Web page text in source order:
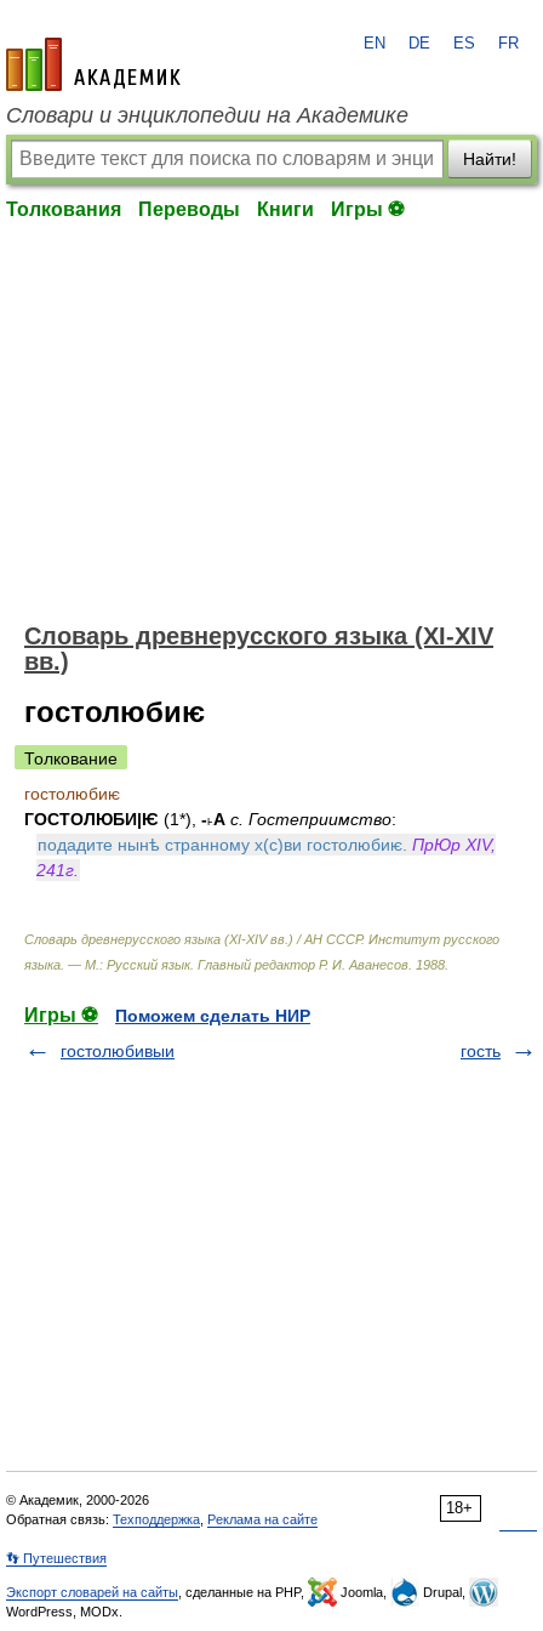
academic.ru
EN DE ES FR
Словари и энциклопедии на Академике
Найти!
Толкования Переводы Книги Игры ⚽
Словарь древнерусского языка (XI-XIV
вв.)
гостолюбиѥ
Толкование
гостолюбиѥ
ГОСТОЛЮБИ|Ѥ (1*), -˫А с. Гостеприимство:
подадите нынѣ странному х(с)ви гостолюбиѥ. ПрЮр XIV,
241г.
Словарь древнерусского языка (XI-XIV вв.) / АН СССР. Институт русского
языка. — М.: Русский язык. Главный редактор Р. И. Аванесов 1988
Игры ⚽
Поможем сделать НИР
гостолюбивыи
гость
18+
© Академик, 2000-2026
Обратная связь: Техподдержка Реклама на сайте
👣 Путешествия
Экспорт словарей на сайты , сделанные на PHP, Joomla,
Drupal,
WordPress, MODx.